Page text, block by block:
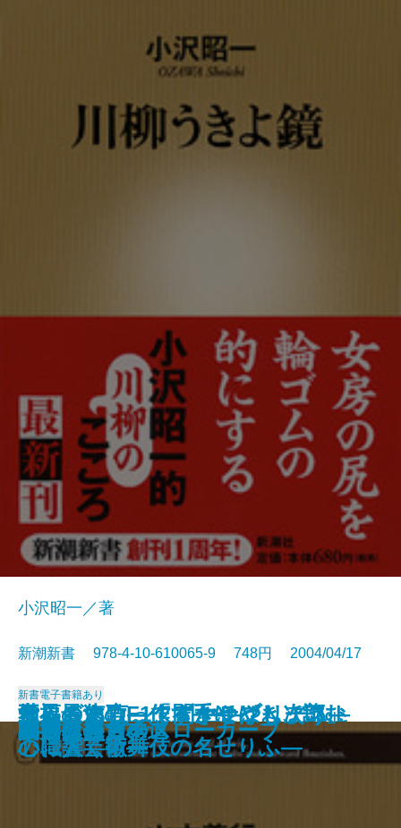
明治大正 翻訳ワンダーランド
音楽ライターが、書けなかった話
世界最速のF1タイヤ―ブリヂスト
ン・エンジニアの闘い―
木に学ぶ
考える短歌―作る手ほどき、読む
技術―
世界中の言語を楽しく学ぶ
眠れぬ夜のラジオ深夜便
川柳うきよ鏡
小沢昭一／著
新潮新書 978-4-10-610065-9 748円 2004/04/17
新書電子書籍あり
関西赤貧古本道
至福のすし―「すきやばし次郎」
の職人芸術―
小博打のススメ
阪神タイガース
審判は見た！
知らざあ言って聞かせやしょう―
心に響く歌舞伎の名せりふ―
真っ向勝負のスローカーブ
新書百冊